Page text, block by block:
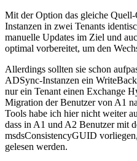
Mit der Option das gleiche
Instanzen in zwei Tenants
manuelle Updates im Ziel und
optimal vorbereitet, um den
Allerdings sollten sie schon
ADSync-Instanzen ein
nur ein Tenant einen Exchange
Migration der Benutzer von A1
Tools habe ich hier nicht weiter
dass in A1 und A2 Benutzer mit
msdsConsistencyGUID
gelesen werden.